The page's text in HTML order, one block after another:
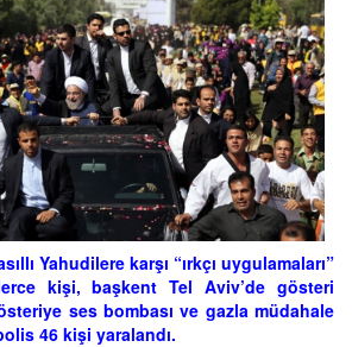
Yahudilere karşı “ırkçı uygulamaları”
kişi, başkent Tel Aviv’de gösteri
ses bombası ve gazla müdahale
46 kişi yaralandı.